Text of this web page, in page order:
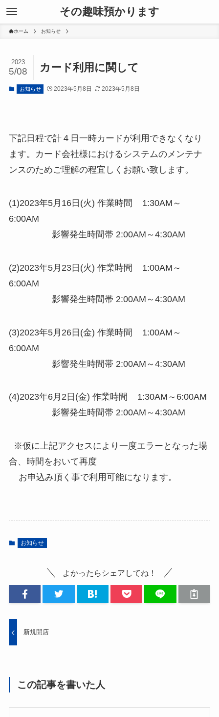
その趣味預かります
ホーム お知らせ
カード利用に関して
2023
5/08
お知らせ 2023年5月8日 2023年5月8日
下記日程で計４日一時カードが利用できなくなり
ます。カード会社様におけるシステムのメンテナ
ンスのためご理解の程宜しくお願い致します。
(1)2023年5月16日(火) 作業時間 1:30AM～
6:00AM
影響発生時間帯 2:00AM～4:30AM
(2)2023年5月23日(火) 作業時間 1:00AM～
6:00AM
影響発生時間帯 2:00AM～4:30AM
(3)2023年5月26日(金) 作業時間 1:00AM～
6:00AM
影響発生時間帯 2:00AM～4:30AM
(4)2023年6月2日(金) 作業時間 1:30AM～6:00AM
影響発生時間帯 2:00AM～4:30AM
※仮に上記アクセスにより一度エラーとなった場
合、時間をおいて再度
お申込み頂く事で利用可能になります。
お知らせ
よかったらシェアしてね！
新規開店
この記事を書いた人